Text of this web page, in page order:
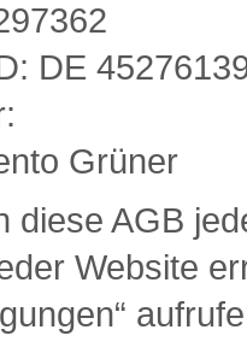
DE
Grüner
diese AGB
Website